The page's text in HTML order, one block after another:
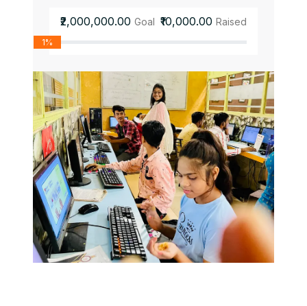
₹2,000,000.00 Goal ₹10,000.00 Raised
1%